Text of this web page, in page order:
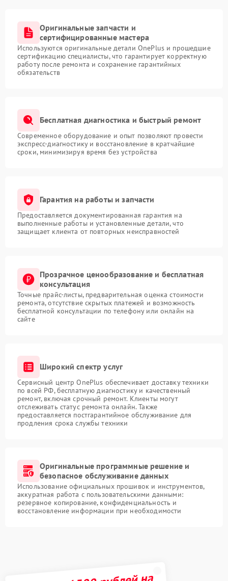
Оригинальные запчасти и
сертифицированные мастера
Используются оригинальные детали OnePlus и прошедшие
сертификацию специалисты, что гарантирует корректную
работу после ремонта и сохранение гарантийных
обязательств
Бесплатная диагностика и быстрый ремонт
Современное оборудование и опыт позволяют провести
экспресс-диагностику и восстановление в кратчайшие
сроки, минимизируя время без устройства
Гарантия на работы и запчасти
Предоставляется документированная гарантия на
выполненные работы и установленные детали, что
защищает клиента от повторных неисправностей
Прозрачное ценообразование и бесплатная
консультация
Точные прайс-листы, предварительная оценка стоимости
ремонта, отсутствие скрытых платежей и возможность
бесплатной консультации по телефону или онлайн на
сайте
Широкий спектр услуг
Сервисный центр OnePlus обеспечивает доставку техники
по всей РФ, бесплатную диагностику и качественный
ремонт, включая срочный ремонт. Клиенты могут
отслеживать статус ремонта онлайн. Также
предоставляется постгарантийное обслуживание для
продления срока службы техники
Оригинальные программные решение и
безопасное обслуживание данных
Использование официальных прошивок и инструментов,
аккуратная работа с пользовательскими данными:
резервное копирование, конфиденциальность и
восстановление информации при необходимости